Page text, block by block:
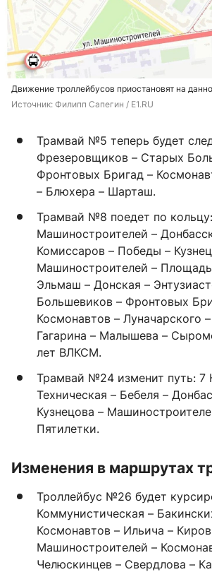
Движение троллейбусов приостановят на
Источник: Филипп Сапегин / E1.RU
Трамвай №5 теперь будет
Фрезеровщиков – Старых
Фронтовых Бригад –
– Блюхера – Шарташ.
Трамвай №8 поедет по кольцу:
Машиностроителей –
Комиссаров – Победы –
Машиностроителей –
Эльмаш – Донская –
Большевиков – Фронтовых
Космонавтов – Луначарского
Гагарина – Малышева –
лет ВЛКСМ.
Трамвай №24 изменит путь: 7
Техническая – Бебеля –
Кузнецова –
Пятилетки.
Изменения в маршрутах
Троллейбус №26 будет
Коммунистическая –
Космонавтов – Ильича –
Машиностроителей –
Челюскинцев – Свердлова –